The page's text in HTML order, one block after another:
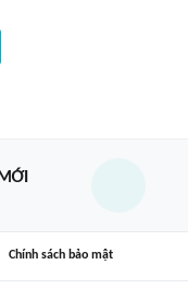
Chính sách bảo mật